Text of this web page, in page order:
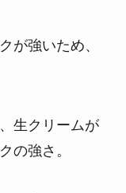
が強いため、
生クリームが
の強さ。